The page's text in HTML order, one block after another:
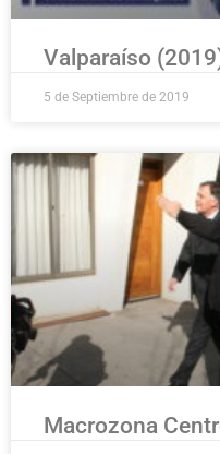
Valparaíso
5 de Septiembre de 2019
Macrozona